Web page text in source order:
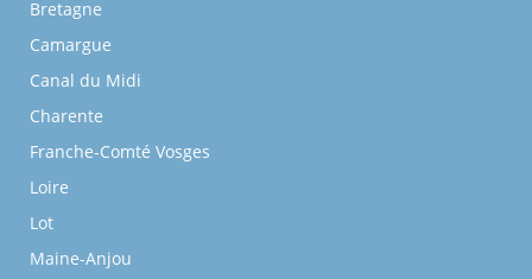
Bretagne
Camargue
Canal du Midi
Charente
Franche-Comté Vosges
Loire
Lot
Maine-Anjou